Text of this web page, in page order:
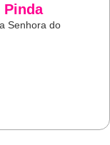
Pinda
Senhora do